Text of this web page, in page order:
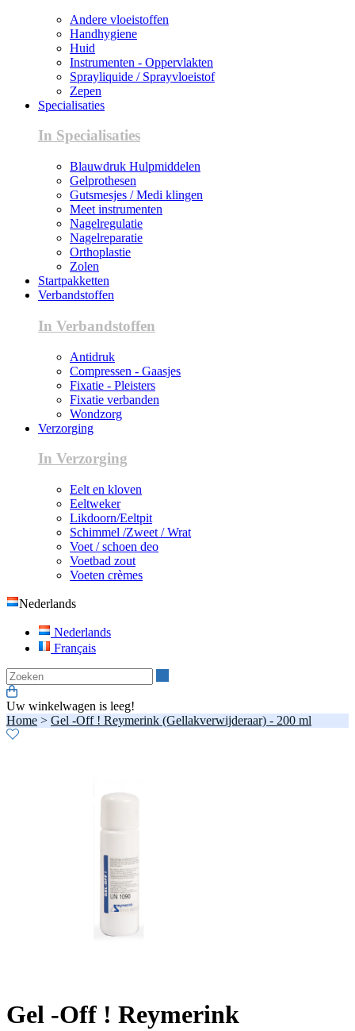
Andere vloeistoffen
Handhygiene
Huid
Instrumenten - Oppervlakten
Sprayliquide / Sprayvloeistof
Zepen
Specialisaties
In Specialisaties
Blauwdruk Hulpmiddelen
Gelprothesen
Gutsmesjes / Medi klingen
Meet instrumenten
Nagelregulatie
Nagelreparatie
Orthoplastie
Zolen
Startpakketten
Verbandstoffen
In Verbandstoffen
Antidruk
Compressen - Gaasjes
Fixatie - Pleisters
Fixatie verbanden
Wondzorg
Verzorging
In Verzorging
Eelt en kloven
Eeltweker
Likdoorn/Eeltpit
Schimmel /Zweet / Wrat
Voet / schoen deo
Voetbad zout
Voeten crèmes
Nederlands
Nederlands
Français
Uw winkelwagen is leeg!
Home > Gel -Off ! Reymerink (Gellakverwijderaar) - 200 ml
Gel -Off ! Reymerink